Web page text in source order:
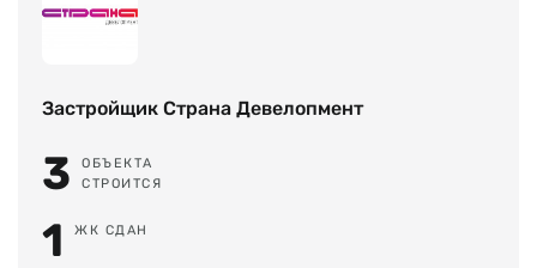
Застройщик Страна Девелопмент
3
ОБЪЕКТА
СТРОИТСЯ
1 ЖК СДАН